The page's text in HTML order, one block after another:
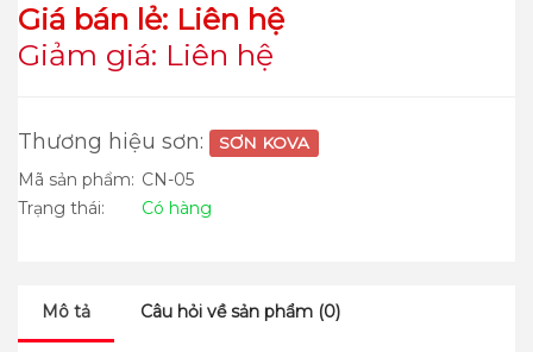
Giá bán lẻ: Liên hệ
Giảm giá: Liên hệ
Thương hiệu sơn: SƠN KOVA
Mã sản phẩm: CN-05
Trạng thái:
Có hàng
Mô tả Câu hỏi về sản phẩm (0)